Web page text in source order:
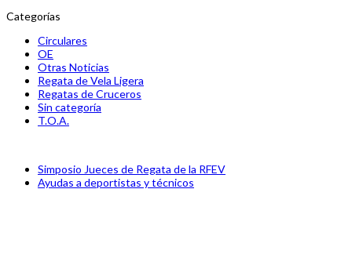
Categorías
Circulares
OE
Otras Noticias
Regata de Vela Ligera
Regatas de Cruceros
Sin categoría
T.O.A.
previous
post:
Simposio Jueces de Regata de la RFEV
next
Ayudas a deportistas y técnicos